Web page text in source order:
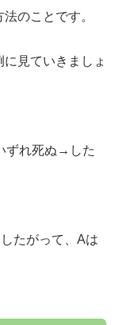
のことです。
に見ていきましょ
ずれ死ぬ→した
たがって、Aは